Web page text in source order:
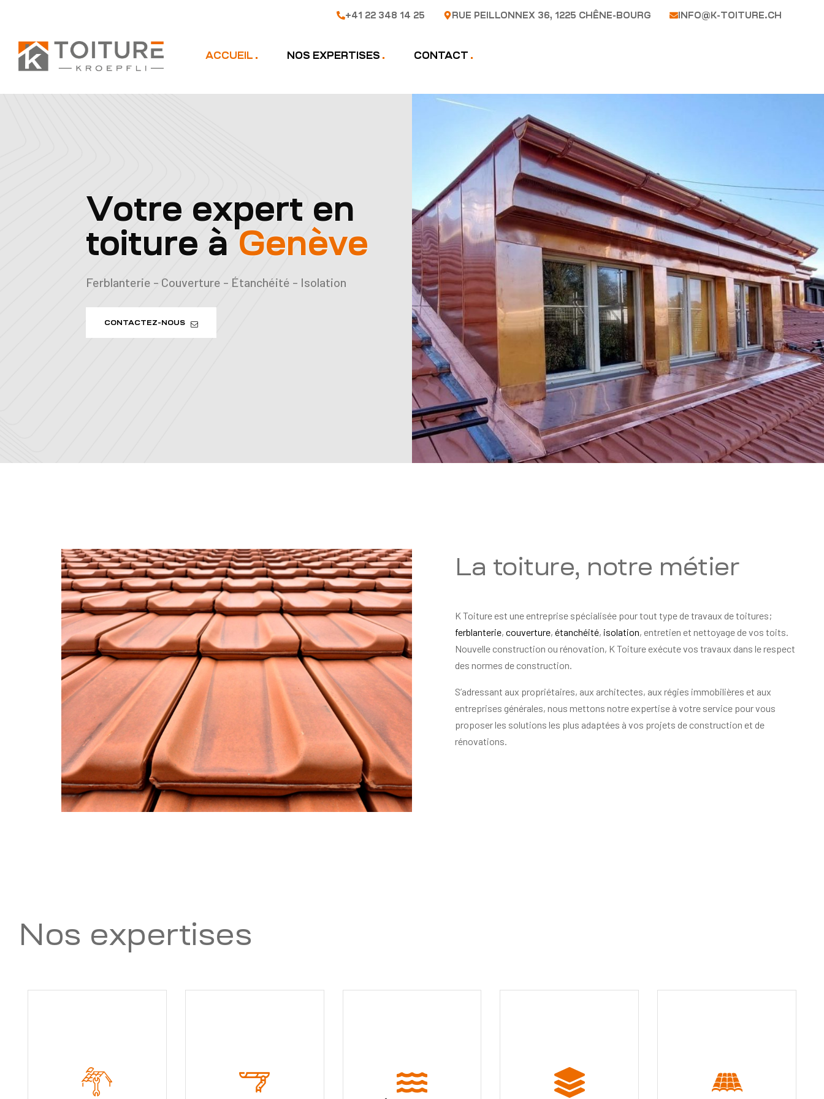
+41 22 348 14 25 RUE PEILLONNEX 36, 1225 CHÊNE-BOURG INFO@K-TOITURE.CH
ACCUEIL NOS EXPERTISES CONTACT
Votre expert en
toiture àGenève
Ferblanterie - Couverture - Étanchéité - Isolation
CONTACTEZ-NOUS
La toiture, notre métier
K Toiture est une entreprise spécialisée pour tout type de travaux de toitures;
ferblanterie, couverture, étanchéité, isolation, entretien et nettoyage de vos toits.
Nouvelle construction ou rénovation, K Toiture exécute vos travaux dans le respect
des normes de construction.
S’adressant aux propriétaires, aux architectes, aux régies immobilières et aux
entreprises générales, nous mettons notre expertise à votre service pour vous
proposer les solutions les plus adaptées à vos projets de construction et de
rénovations.
Nos expertises